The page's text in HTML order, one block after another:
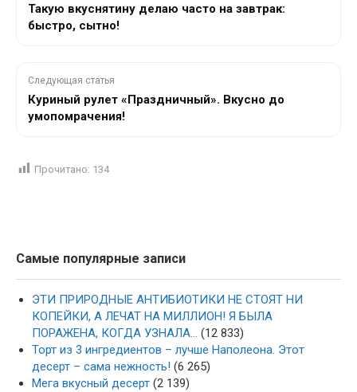
Такую вкуснятину делаю часто на завтрак:
быстро, сытно!
Следующая статья
Куриный рулет «Праздничный». Вкусно до
умопомрачения!
Прочитано: 134
Самые популярные записи
ЭТИ ПРИРОДНЫЕ АНТИБИОТИКИ НЕ СТОЯТ НИ
КОПЕЙКИ, А ЛЕЧАТ НА МИЛЛИОН! Я БЫЛА
ПОРАЖЕНА, КОГДА УЗНАЛА… (12 833)
Торт из 3 ингредиентов – лучше Наполеона. Этот
десерт – сама нежность! (6 265)
Мега вкусный десерт (2 139)